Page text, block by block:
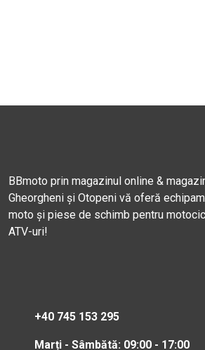
BBmoto prin magazinul online &
Gheorgheni și Otopeni vă oferă
moto și piese de schimb pentru
ATV-uri!
+40 745 153 295
Marți - Sâmbătă: 09:00 - 17:00